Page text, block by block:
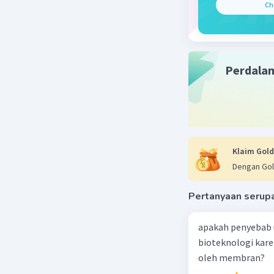
12 Mei 2024
struktur
tertentu.
memicu
protein
sebagai
Klaim
Dengan
Pertanyaan
apakah
bioteknologi
oleh membran?